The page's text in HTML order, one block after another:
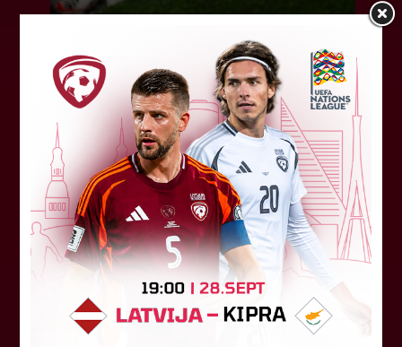
LFF DK 6. augusta lēmumi
LFF Disciplinārlietu komitejas sēdes protokols
Nr. DK 26/-38 Rīgā, 2026. gada 6. augustā.
Piedalās:Komitejas locekļi: Jevgenija
Tverjanoviča-Bore, Raivis Grīnbergs...
07. augusts 2026.